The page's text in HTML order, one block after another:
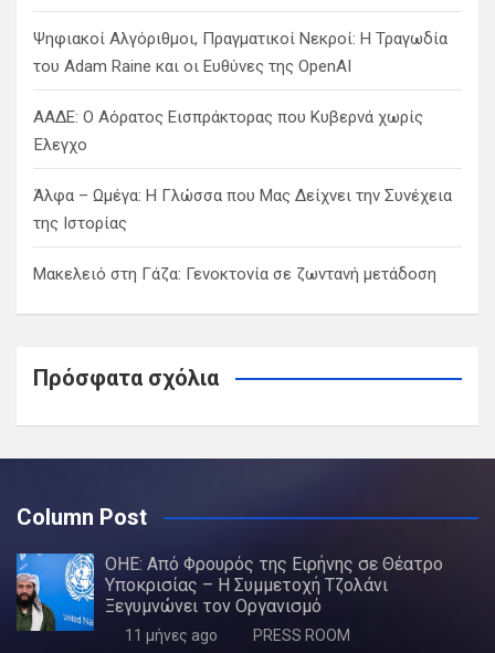
Ψηφιακοί Αλγόριθμοι, Πραγματικοί Νεκροί: Η Τραγωδία
του Adam Raine και οι Ευθύνες της OpenAI
ΑΑΔΕ: Ο Αόρατος Εισπράκτορας που Κυβερνά χωρίς
Έλεγχο
Άλφα – Ωμέγα: Η Γλώσσα που Μας Δείχνει την Συνέχεια
της Ιστορίας
Μακελειό στη Γάζα: Γενοκτονία σε ζωντανή μετάδοση
Πρόσφατα σχόλια
Column Post
ΟΗΕ: Από Φρουρός της Ειρήνης σε Θέατρο
Υποκρισίας – Η Συμμετοχή Τζολάνι
Ξεγυμνώνει τον Οργανισμό
11 μήνες ago PRESS ROOM